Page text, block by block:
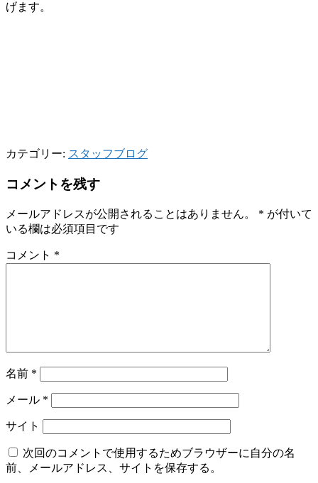
げます。
カテゴリー: スタッフブログ
コメントを残す
メールアドレスが公開されることはありません。 * が付いて
いる欄は必須項目です
コメント *
名前 *
メール *
サイト
次回のコメントで使用するためブラウザーに自分の名
前、メールアドレス、サイトを保存する。